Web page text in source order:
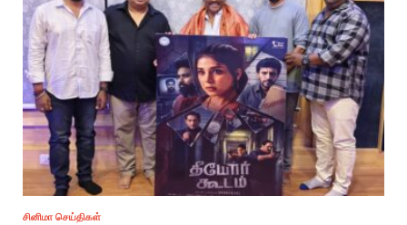
சினிமா செய்திகள்